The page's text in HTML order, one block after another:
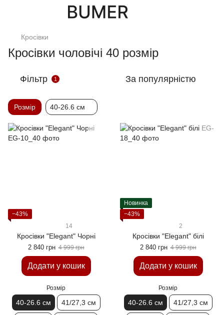
Кросівки
Кросівки чоловічі 40 розмір
Фільтр 1 За популярністю
Розмір 40-26.6 см
−43%
14
Кросівки "Elegant" Чорні
2 840 грн 4 999 грн
Додати у кошик
Розмір
40-26.6 см 41/27,3 см
Новинка
−43%
2
Кросівки "Elegant" білі
2 840 грн 4 999 грн
Додати у кошик
Розмір
40-26.6 см 41/27,3 см